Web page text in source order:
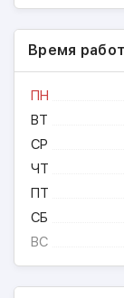
Время
ПН
ВТ
СР
ЧТ
ПТ
СБ
ВС